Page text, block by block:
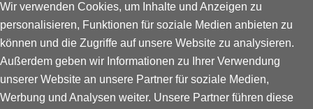
Wir verwenden Cookies, um Inhalte und Anzeigen zu
personalisieren, Funktionen für soziale Medien anbieten zu
können und die Zugriffe auf unsere Website zu analysieren.
Außerdem geben wir Informationen zu Ihrer Verwendung
unserer Website an unsere Partner für soziale Medien,
Werbung und Analysen weiter. Unsere Partner führen diese